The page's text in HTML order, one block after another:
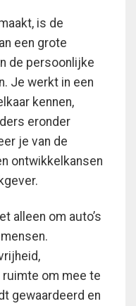
is de
een grote
de persoonlijke
Je werkt in een
kennen,
eronder
je van de
ontwikkelkansen
alleen om auto’s
om mee te
gewaardeerd en